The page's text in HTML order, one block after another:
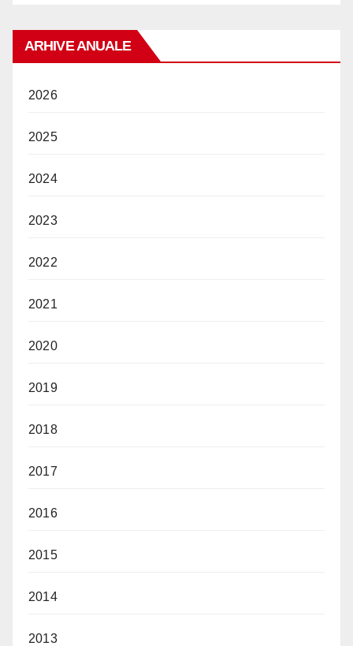
ARHIVE ANUALE
2026
2025
2024
2023
2022
2021
2020
2019
2018
2017
2016
2015
2014
2013